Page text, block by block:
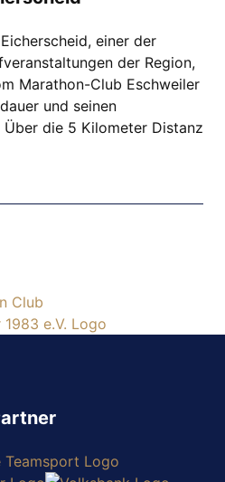
einer der
der Region,
Marathon-Club Eschweiler
und seinen
die 5 Kilometer Distanz